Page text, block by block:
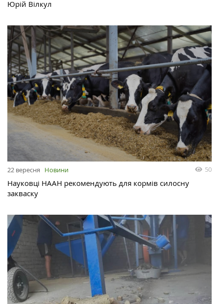
Юрій Вілкул
22 вересня Новини 50
Науковці НААН рекомендують для кормів силосну
закваску